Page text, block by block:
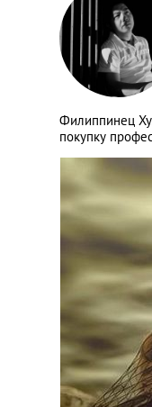
Филиппинец
покупку